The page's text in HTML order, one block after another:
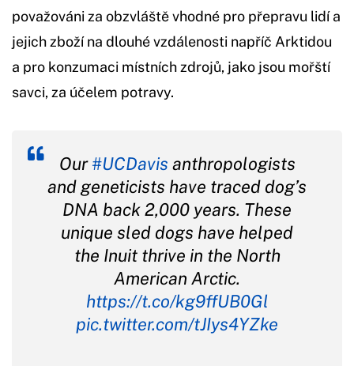
považováni za obzvláště vhodné pro přepravu lidí a
jejich zboží na dlouhé vzdálenosti napříč Arktidou
a pro konzumaci místních zdrojů, jako jsou mořští
savci, za účelem potravy.
Our#UCDavis anthropologists
and geneticists have traced dog’s
DNA back 2,000 years. These
unique sled dogs have helped
the Inuit thrive in the North
American Arctic.
https://t.co/kg9ffUB0Gl
pic.twitter.com/tJIys4YZke